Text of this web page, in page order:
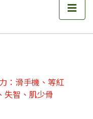
：滑手機、等紅
失智、肌少骨